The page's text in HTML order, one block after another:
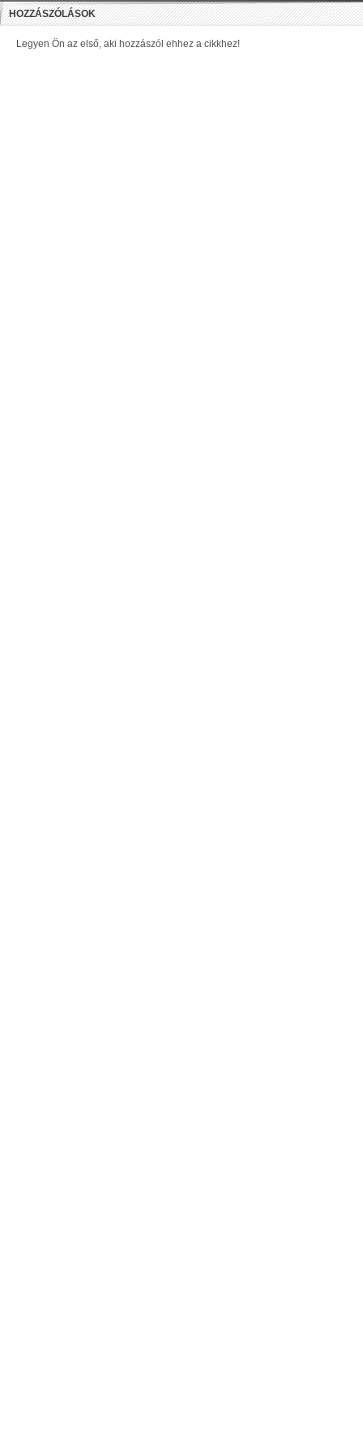
HOZZÁSZÓLÁSOK
Legyen Ön az első, aki hozzászól ehhez a cikkhez!